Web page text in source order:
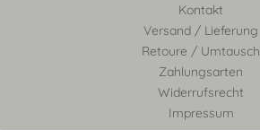
Kontakt
Versand / Lieferung
Retoure / Umtausch
Zahlungsarten
Widerrufsrecht
Impressum